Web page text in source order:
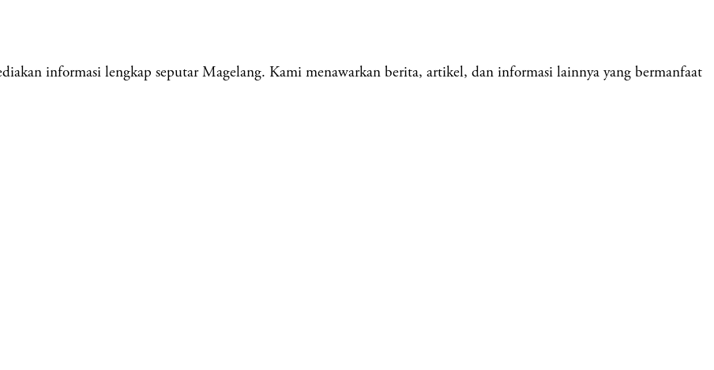
informasi lengkap seputar Magelang. Kami menawarkan berita, artikel, dan informasi lainnya yang bermanfaat